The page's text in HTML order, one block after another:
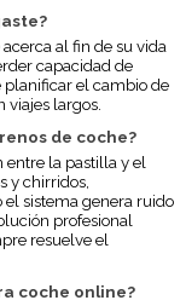
al fin de su vida
capacidad de
planificar el cambio de
viajes largos.
de coche?
entre la pastilla y el
y chirridos,
sistema genera ruido
profesional
resuelve el
coche online?